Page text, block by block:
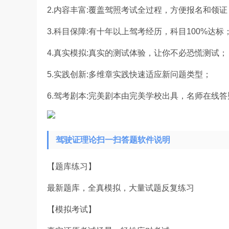
2.内容丰富:覆盖驾照考试全过程，方便报名和领证
3.科目保障:有十年以上驾考经历，科目100%达标；
4.真实模拟:真实的测试体验，让你不必恐慌测试；
5.实践创新:多维章实践快速适应新问题类型；
6.驾考剧本:完美剧本由完美学校出具，名师在线答
驾驶证理论扫一扫答题软件说明
【题库练习】
最新题库，全真模拟，大量试题反复练习
【模拟考试】